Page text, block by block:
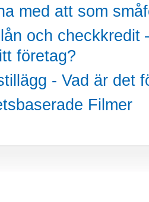
med att som
och checkkredit
företag?
- Vad är det
Filmer